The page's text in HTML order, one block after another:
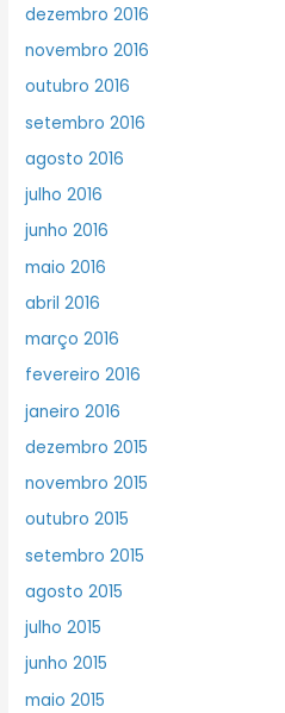
dezembro 2016
novembro 2016
outubro 2016
setembro 2016
agosto 2016
julho 2016
junho 2016
maio 2016
abril 2016
março 2016
fevereiro 2016
janeiro 2016
dezembro 2015
novembro 2015
outubro 2015
setembro 2015
agosto 2015
julho 2015
junho 2015
maio 2015